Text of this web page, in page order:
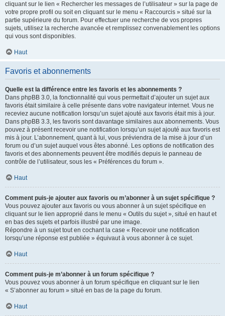
cliquant sur le lien « Rechercher les messages de l’utilisateur » sur la page de
votre propre profil ou soit en cliquant sur le menu « Raccourcis » situé sur la
partie supérieure du forum. Pour effectuer une recherche de vos propres
sujets, utilisez la recherche avancée et remplissez convenablement les options
qui vous sont disponibles.
Haut
Favoris et abonnements
Quelle est la différence entre les favoris et les abonnements ?
Dans phpBB 3.0, la fonctionnalité qui vous permettait d’ajouter un sujet aux
favoris était similaire à celle présente dans votre navigateur internet. Vous ne
receviez aucune notification lorsqu’un sujet ajouté aux favoris était mis à jour.
Dans phpBB 3.3, les favoris sont davantage similaires aux abonnements. Vous
pouvez à présent recevoir une notification lorsqu’un sujet ajouté aux favoris est
mis à jour. L’abonnement, quant à lui, vous préviendra de la mise à jour d’un
forum ou d’un sujet auquel vous êtes abonné. Les options de notification des
favoris et des abonnements peuvent être modifiés depuis le panneau de
contrôle de l’utilisateur, sous les « Préférences du forum ».
Haut
Comment puis-je ajouter aux favoris ou m’abonner à un sujet spécifique ?
Vous pouvez ajouter aux favoris ou vous abonner à un sujet spécifique en
cliquant sur le lien approprié dans le menu « Outils du sujet », situé en haut et
en bas des sujets et parfois illustré par une image.
Répondre à un sujet tout en cochant la case « Recevoir une notification
lorsqu’une réponse est publiée » équivaut à vous abonner à ce sujet.
Haut
Comment puis-je m’abonner à un forum spécifique ?
Vous pouvez vous abonner à un forum spécifique en cliquant sur le lien
« S’abonner au forum » situé en bas de la page du forum.
Haut